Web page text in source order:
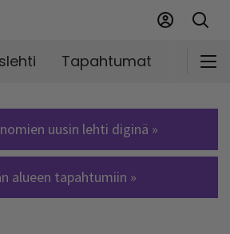
Tapahtumat
uusin lehti diginä »
alueen tapahtumiin »